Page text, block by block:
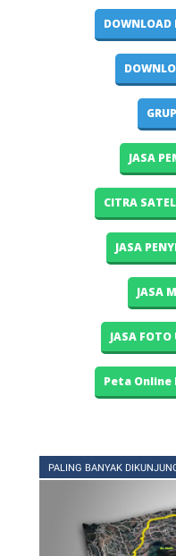
DOWNLOAD
JASA
CITRA
JASA
JASA
JASA FOTO
Peta
PALING BANYAK